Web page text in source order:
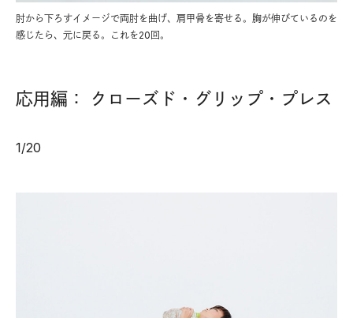
肘から下ろすイメージで両肘を曲げ、肩甲骨を寄せる。胸が伸びているのを
感じたら、元に戻る。これを20回。
応用編： クローズド・グリップ・プレス
1/20